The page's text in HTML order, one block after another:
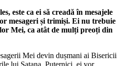
este ca ei să creadă în mesajele
mesageri și trimiși. Ei nu trebuie
Mei, ca atât de mulți preoți din
Mei devin dușmani ai Bisericii
lui Satana. Puternici, ei vor